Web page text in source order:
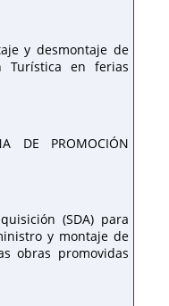
y desmontaje de
Turística en ferias
DE PROMOCIÓN
(SDA) para
y montaje de
obras promovidas